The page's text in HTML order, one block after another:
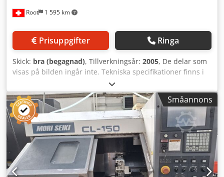
Root 1 595 km
Prisuppgifter Ringa
Skick: bra (begagnad), Tillverkningsår: 2005, De delar som
visas på bilden ingår inte. Tekniska specifikationer finns i
bifogad fil. Mätarmen ingår inte i leveransen. Csdpfezmx I
Dsx Apysrf Se bilderna som är markerade med ett rött
kryss.
Småannons